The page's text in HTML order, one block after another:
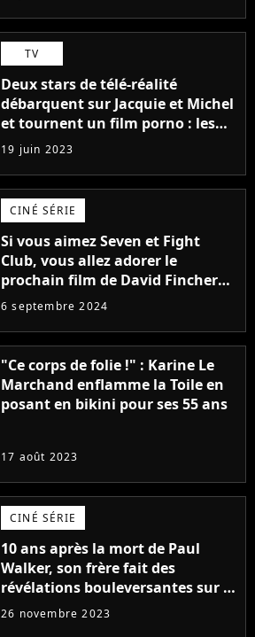
TV
Deux stars de télé-réalité
débarquent sur Jacquie et Michel
et tournent un film porno : les
premières images du tournage
(exclu)
19 juin 2023
CINÉ SÉRIE
Si vous aimez Seven et Fight
Club, vous allez adorer le
prochain film de David Fincher
avec lequel il se réinvente
complètement
6 septembre 2024
"Ce corps de folie !" : Karine Le
Marchand enflamme la Toile en
posant en bikini pour ses 55 ans
17 août 2023
CINÉ SÉRIE
10 ans après la mort de Paul
Walker, son frère fait des
révélations bouleversantes sur la
réaction des acteurs de Fast and
26 novembre 2023